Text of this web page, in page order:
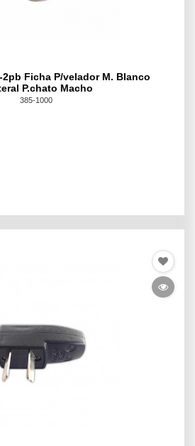
2pb Ficha P/velador M. Blanco
P.chato Macho
385-1000